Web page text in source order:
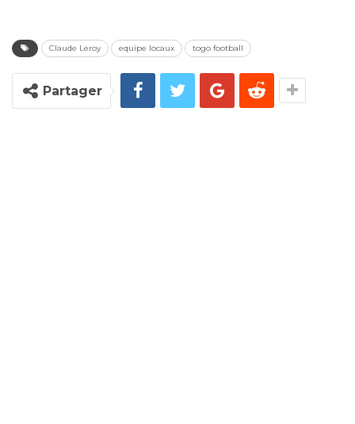
Claude Leroy equipe locaux togo football
Partager